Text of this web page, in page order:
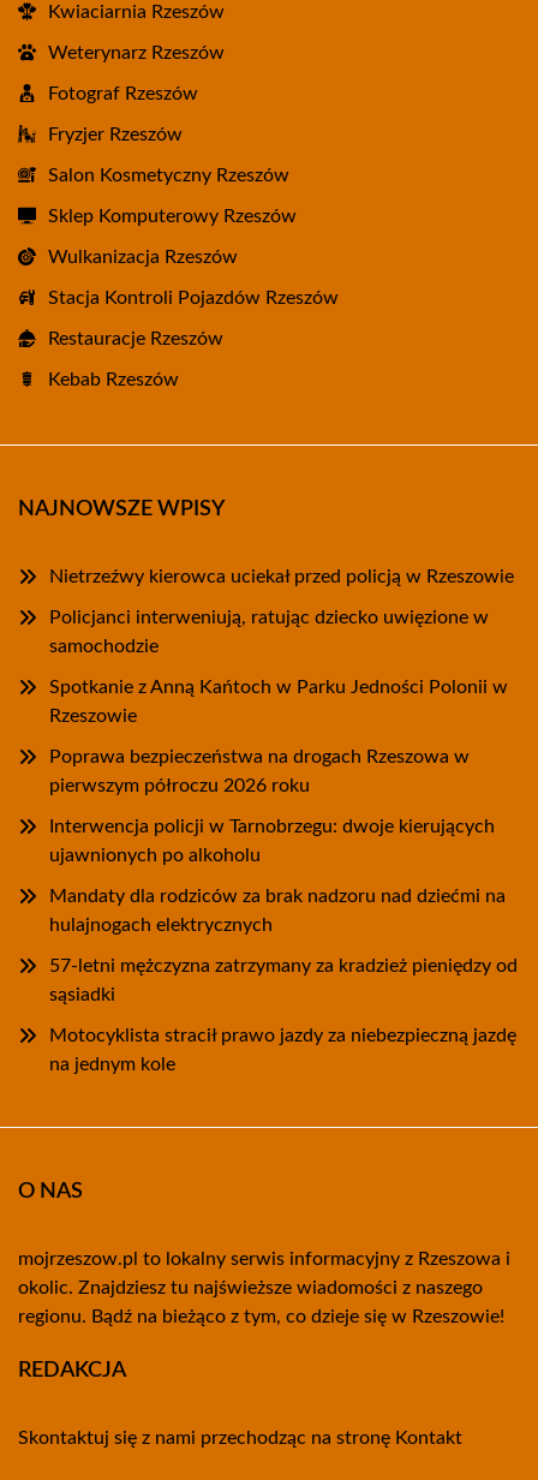
Kwiaciarnia Rzeszów
Weterynarz Rzeszów
Fotograf Rzeszów
Fryzjer Rzeszów
Salon Kosmetyczny Rzeszów
Sklep Komputerowy Rzeszów
Wulkanizacja Rzeszów
Stacja Kontroli Pojazdów Rzeszów
Restauracje Rzeszów
Kebab Rzeszów
NAJNOWSZE WPISY
Nietrzeźwy kierowca uciekał przed policją w Rzeszowie
Policjanci interweniują, ratując dziecko uwięzione w
samochodzie
Spotkanie z Anną Kańtoch w Parku Jedności Polonii w
Rzeszowie
Poprawa bezpieczeństwa na drogach Rzeszowa w
pierwszym półroczu 2026 roku
Interwencja policji w Tarnobrzegu: dwoje kierujących
ujawnionych po alkoholu
Mandaty dla rodziców za brak nadzoru nad dziećmi na
hulajnogach elektrycznych
57-letni mężczyzna zatrzymany za kradzież pieniędzy od
sąsiadki
Motocyklista stracił prawo jazdy za niebezpieczną jazdę
na jednym kole
O NAS
mojrzeszow.pl to lokalny serwis informacyjny z Rzeszowa i
okolic. Znajdziesz tu najświeższe wiadomości z naszego
regionu. Bądź na bieżąco z tym, co dzieje się w Rzeszowie!
REDAKCJA
Skontaktuj się z nami przechodząc na stronę Kontakt